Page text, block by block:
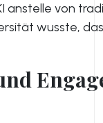
anstelle von
wusste,